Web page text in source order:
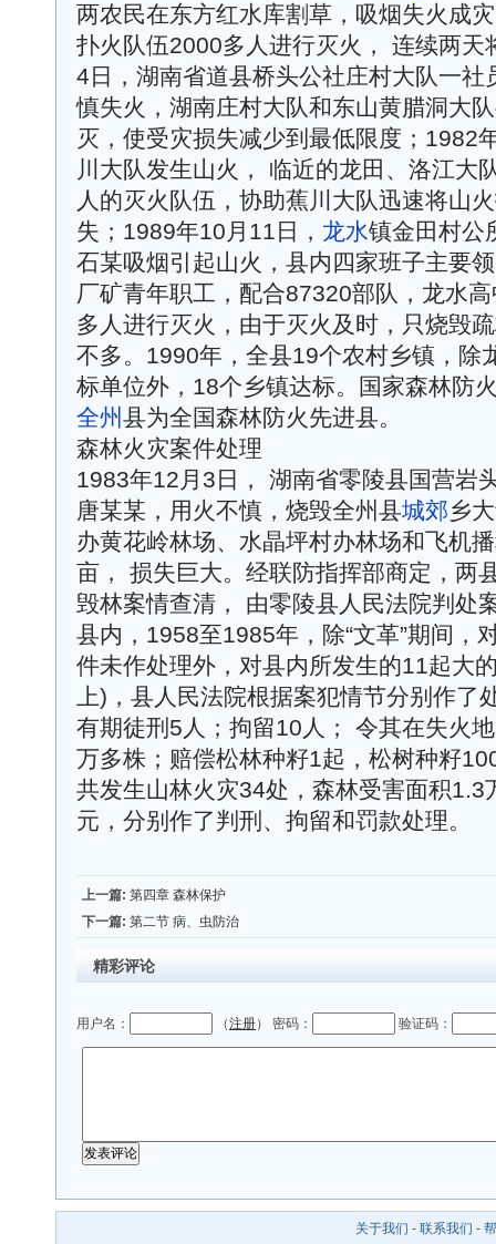
两农民在东方红水库割草，吸烟失火成
扑火队伍2000多人进行灭火， 连续两
4日，湖南省道县桥头公社庄村大队一社
慎失火，湖南庄村大队和东山黄腊洞大
灭，使受灾损失减少到最低限度；1982
川大队发生山火， 临近的龙田、洛江大
人的灭火队伍，协助蕉川大队迅速将山
失；1989年10月11日， 龙水镇金田村公
石某吸烟引起山火，县内四家班子主要
厂矿青年职工，配合87320部队，龙水
多人进行灭火，由于灭火及时，只烧毁
不多。1990年，全县19个农村乡镇，除
标单位外，18个乡镇达标。国家森林防
全州县为全国森林防火先进县。
森林火灾案件处理
1983年12月3日， 湖南省零陵县国营岩
唐某某，用火不慎，烧毁全州县城郊乡
办黄花岭林场、水晶坪村办林场和飞机
亩， 损失巨大。经联防指挥部商定，两
毁林案情查清， 由零陵县人民法院判处
县内，1958至1985年，除“文革”期间，
件未作处理外，对县内所发生的11起大
上)，县人民法院根据案犯情节分别作了
有期徒刑5人；拘留10人； 令其在失火
万多株；赔偿松林种籽1起，松树种籽
共发生山林火灾34处，森林受害面积1.3
元，分别作了判刑、拘留和罚款处理。
上一篇: 第四章 森林保护
下一篇: 第二节 病、虫防治
精彩评论
用户名： （注册） 密码： 验证码：
关于我们 - 联系我们 -